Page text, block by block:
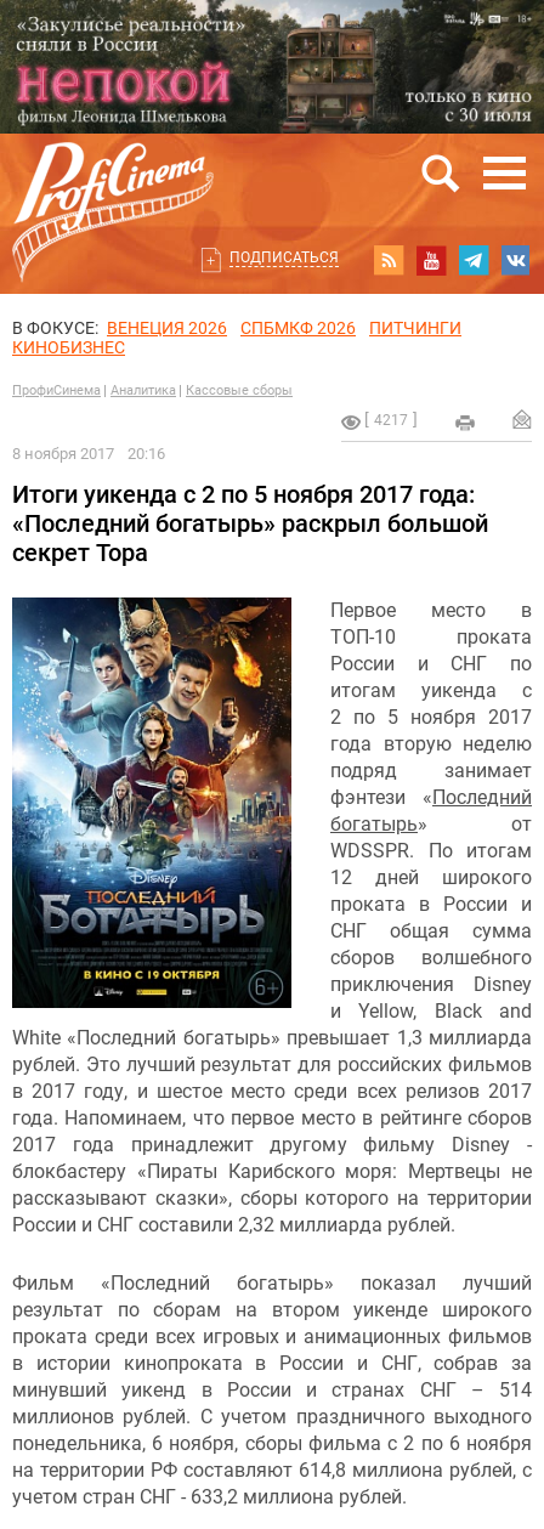
ПОДПИСАТЬСЯ
В ФОКУСЕ: ВЕНЕЦИЯ 2026 СПБМКФ 2026
ПИТЧИНГИ
КИНОБИЗНЕС
ПрофиСинема Аналитика Кассовые сборы
4217
8 ноября 2017 20:16
Итоги уикенда с 2 по 5 ноября 2017 года:
«Последний богатырь» раскрыл большой
секрет Тора
Первое место в
ТОП-10 проката
России и СНГ по
итогам уикенда с
2 по 5 ноября 2017
года вторую неделю
подряд занимает
фэнтези « Последний
богатырь» от
WDSSPR. По итогам
12 дней широкого
проката в России и
СНГ общая сумма
сборов волшебного
приключения Disney
и Yellow, Black and
White «Последний богатырь» превышает 1,3 миллиарда
рублей. Это лучший результат для российских фильмов
в 2017 году, и шестое место среди всех релизов 2017
года. Напоминаем, что первое место в рейтинге сборов
2017 года принадлежит другому фильму Disney -
блокбастеру «Пираты Карибского моря: Мертвецы не
рассказывают сказки», сборы которого на территории
России и СНГ составили 2,32 миллиарда рублей.
Фильм «Последний богатырь» показал лучший
результат по сборам на втором уикенде широкого
проката среди всех игровых и анимационных фильмов
в истории кинопроката в России и СНГ, собрав за
минувший уикенд в России и странах СНГ – 514
миллионов рублей. С учетом праздничного выходного
понедельника, 6 ноября, сборы фильма с 2 по 6 ноября
на территории РФ составляют 614,8 миллиона рублей, с
учетом стран СНГ - 633,2 миллиона рублей.